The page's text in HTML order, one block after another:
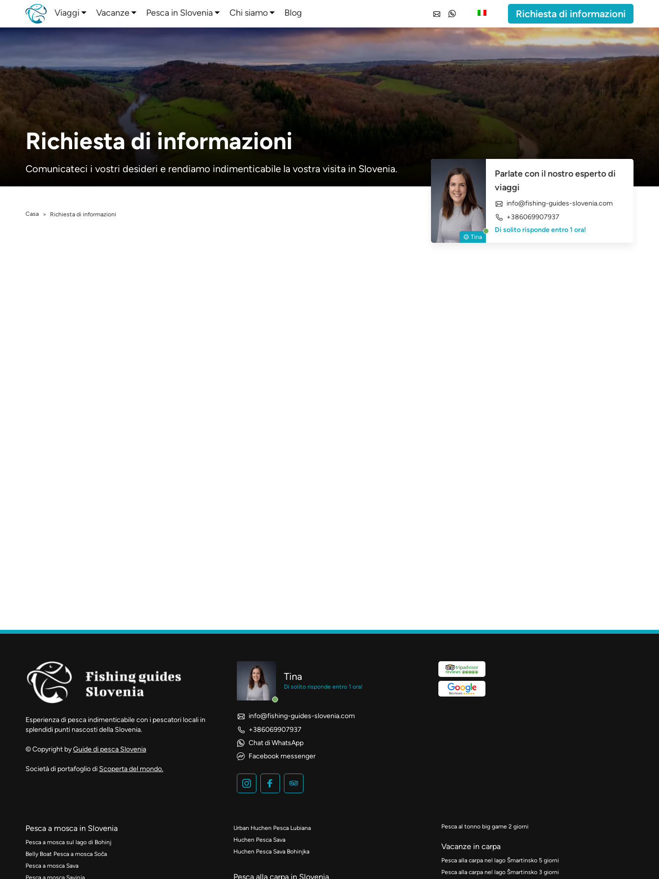
Viaggi Vacanze Pesca in Slovenia Chi siamo Blog Richiesta di informazioni
Richiesta di informazioni
Comunicateci i vostri desideri e rendiamo indimenticabile la vostra visita in Slovenia.
Casa > Richiesta di informazioni
Tina
Parlate con il nostro esperto di
viaggi
info@fishing-guides-slovenia.com
+386069907937
Di solito risponde entro 1 ora!
Esperienza di pesca indimenticabile con i pescatori locali in
splendidi punti nascosti della Slovenia.
© Copyright byGuide di pesca Slovenia
Società di portafoglio di Scoperta del mondo.
Tina
Di solito risponde entro 1 ora!
info@fishing-guides-slovenia.com
+386069907937
Chat di WhatsApp
Facebook messenger
Pesca a mosca in Slovenia
Pesca a mosca sul lago di Bohinj
Belly Boat Pesca a mosca Soča
Pesca a mosca Sava
Pesca a mosca Savinja
Urban Huchen Pesca Lubiana
Huchen Pesca Sava
Huchen Pesca Sava Bohinjka
Pesca alla carpa in Slovenia
Pesca al tonno big game 2 giorni
Vacanze in carpa
Pesca alla carpa nel lago Šmartinsko 5 giorni
Pesca alla carpa nel lago Šmartinsko 3 giorni